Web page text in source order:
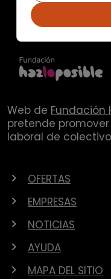
Web de Fundación
pretende
laboral de
OFERTAS
EMPRESAS
NOTICIAS
AYUDA
MAPA DEL SITIO